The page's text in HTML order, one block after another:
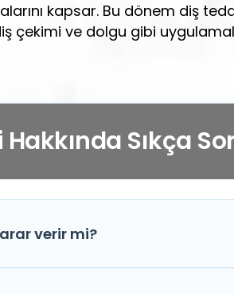
kapsar. Bu dönem diş
çekimi ve dolgu gibi
Sıkça
verir mi?